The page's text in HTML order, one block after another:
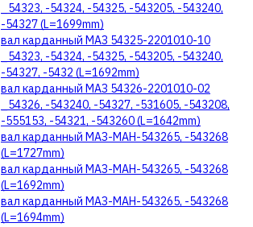
_54323, -54324, -54325, -543205, -543240,
-54327 (L=1699mm)
вал карданный МАЗ 54325-2201010-10
_54323, -54324, -54325, -543205, -543240,
-54327, -5432 (L=1692mm)
вал карданный МАЗ 54326-2201010-02
_54326, -543240, -54327, -531605, -543208,
-555153, -54321, -543260 (L=1642mm)
вал карданный МАЗ-МАН-543265, -543268
(L=1727mm)
вал карданный МАЗ-МАН-543265, -543268
(L=1692mm)
вал карданный МАЗ-МАН-543265, -543268
(L=1694mm)